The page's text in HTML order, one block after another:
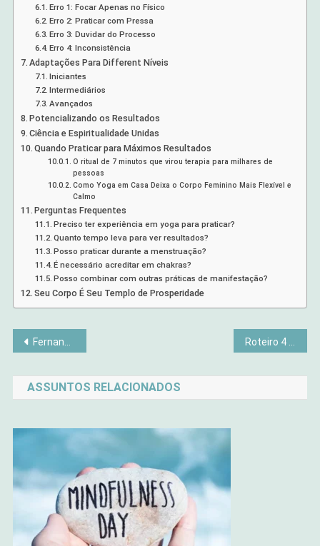
Erro 1: Focar Apenas no Físico
Erro 2: Praticar com Pressa
Erro 3: Duvidar do Processo
Erro 4: Inconsistência
Adaptações Para Different Níveis
Iniciantes
Intermediários
Avançados
Potencializando os Resultados
Ciência e Espiritualidade Unidas
Quando Praticar para Máximos Resultados
O ritual de 7 minutos que virou terapia para milhares de
pessoas
Como Yoga em Casa Deixa o Corpo Feminino Mais Flexível e
Calmo
Perguntas Frequentes
Preciso ter experiência em yoga para praticar?
Quanto tempo leva para ver resultados?
Posso praticar durante a menstruação?
É necessário acreditar em chakras?
Posso combinar com outras práticas de manifestação?
Seu Corpo É Seu Templo de Prosperidade
Navegação
de
Post
Fernando de Noronha: O Lugar Perfeito pra Desligar do Mundo Roteiro 4 dias Gramado e Canela no Inverno
ASSUNTOS RELACIONADOS